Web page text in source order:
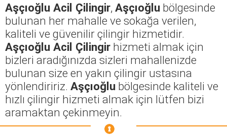
Aşçıoğlu Acil Çilingir, Aşçıoğlu bölgesinde
bulunan her mahalle ve sokağa verilen,
kaliteli ve güvenilir çilingir hizmetidir.
Aşçıoğlu Acil Çilingir hizmeti almak için
bizleri aradığınızda sizleri mahallenizde
bulunan size en yakın çilingir ustasına
yönlendiririz. Aşçıoğlu bölgesinde kaliteli ve
hızlı çilingir hizmeti almak için lütfen bizi
aramaktan çekinmeyin.